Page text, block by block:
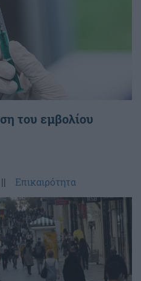
του εμβολίου
|| Επικαιρότητα